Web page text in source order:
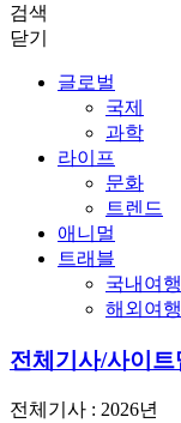
검색
닫기
글로벌
국제
과학
라이프
문화
트렌드
애니멀
트래블
국내여행
해외여행
전체기사/사이트
전체기사 : 2026년